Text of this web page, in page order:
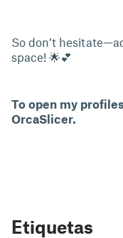
So don’t
space! 🌟💕
To open my
OrcaSlicer.
Etiquetas